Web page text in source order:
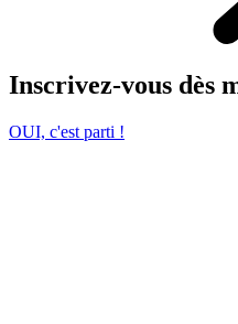
Inscrivez-vous dès
OUI, c'est parti !